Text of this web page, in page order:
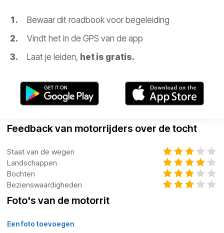
Bewaar dit roadbook voor begeleiding
Vindt het in de GPS van de app
Laat je leiden, het is gratis.
Feedback van motorrijders over de tocht
Staat van de wegen
Landschappen
Bochten
Bezienswaardigheden
Foto's van de motorrit
Een foto toevoegen